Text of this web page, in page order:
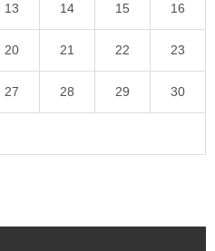
13 14 15 16
20 21 22 23
27 28 29 30